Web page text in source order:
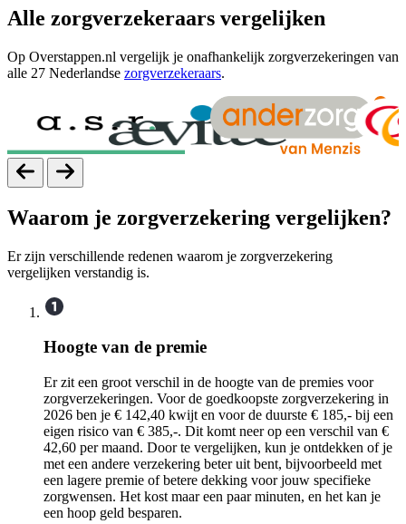
Alle zorgverzekeraars vergelijken
Op Overstappen.nl vergelijk je onafhankelijk zorgverzekeringen van
alle 27 Nederlandse zorgverzekeraars.
Waarom je zorgverzekering vergelijken?
Er zijn verschillende redenen waarom je zorgverzekering
vergelijken verstandig is.
Hoogte van de premie
Er zit een groot verschil in de hoogte van de premies voor
zorgverzekeringen. Voor de goedkoopste zorgverzekering in
2026 ben je € 142,40 kwijt en voor de duurste € 185,- bij een
eigen risico van € 385,-. Dit komt neer op een verschil van €
42,60 per maand. Door te vergelijken, kun je ontdekken of je
met een andere verzekering beter uit bent, bijvoorbeeld met
een lagere premie of betere dekking voor jouw specifieke
zorgwensen. Het kost maar een paar minuten, en het kan je
een hoop geld besparen.